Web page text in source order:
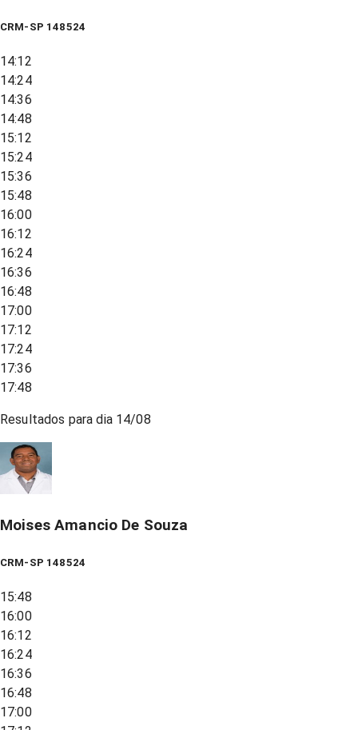
CRM-SP 148524
14:12
14:24
14:36
14:48
15:12
15:24
15:36
15:48
16:00
16:12
16:24
16:36
16:48
17:00
17:12
17:24
17:36
17:48
Resultados para dia 14/08
Moises Amancio De Souza
CRM-SP 148524
15:48
16:00
16:12
16:24
16:36
16:48
17:00